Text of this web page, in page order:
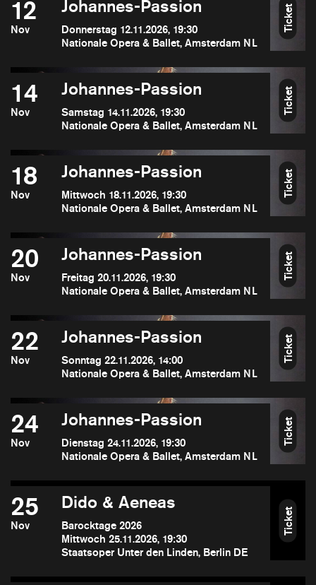
12
Nov
Johannes-Passion
Donnerstag 12.11.2026, 19:30
Nationale Opera & Ballet, Amsterdam NL
Ticket
14
Nov
Johannes-Passion
Samstag 14.11.2026, 19:30
Nationale Opera & Ballet, Amsterdam NL
Ticket
18
Nov
Johannes-Passion
Mittwoch 18.11.2026, 19:30
Nationale Opera & Ballet, Amsterdam NL
Ticket
20
Nov
Johannes-Passion
Freitag 20.11.2026, 19:30
Nationale Opera & Ballet, Amsterdam NL
Ticket
22
Nov
Johannes-Passion
Sonntag 22.11.2026, 14:00
Nationale Opera & Ballet, Amsterdam NL
Ticket
24
Nov
Johannes-Passion
Dienstag 24.11.2026, 19:30
Nationale Opera & Ballet, Amsterdam NL
Ticket
25
Nov
Dido & Aeneas
Barocktage 2026
Mittwoch 25.11.2026, 19:30
Staatsoper Unter den Linden, Berlin DE
Ticket